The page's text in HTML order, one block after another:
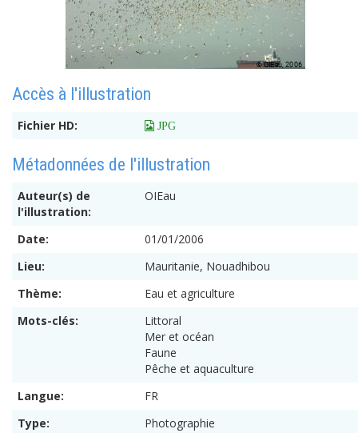
Accès à l'illustration
Fichier HD:  JPG
Métadonnées de l'illustration
Auteur(s) de
l'illustration:
OIEau
Date:
01/01/2006
Lieu:
Mauritanie, Nouadhibou
Thème:
Eau et agriculture
Mots-clés:
Littoral
Mer et océan
Faune
Pêche et aquaculture
Langue:
FR
Type:
Photographie